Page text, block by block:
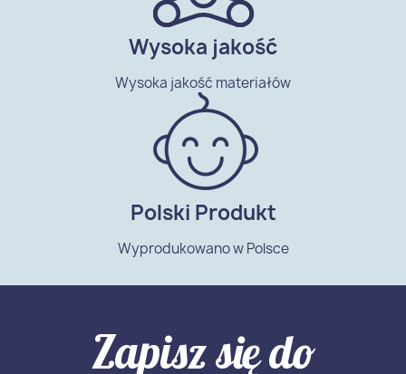
Wysoka jakość
Wysoka jakość materiałów
Polski Produkt
Wyprodukowano w Polsce
Zapisz się do